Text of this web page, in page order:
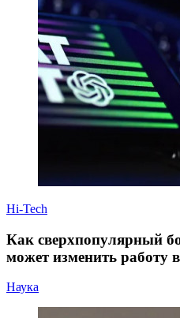
Hi-Tech
Как сверхпопулярный
может изменить
Наука